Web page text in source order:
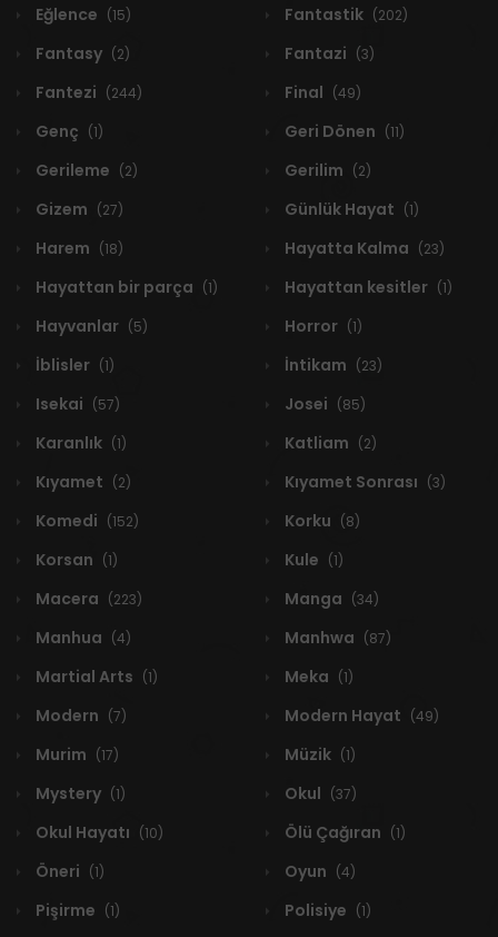
Eğlence (15) Fantastik (202)
Fantasy (2) Fantazi (3)
Fantezi (244) Final (49)
Genç (1) Geri Dönen (11)
Gerileme (2) Gerilim (2)
Gizem (27) Günlük Hayat (1)
Harem (18) Hayatta Kalma (23)
Hayattan bir parça (1) Hayattan kesitler (1)
Hayvanlar (5) Horror (1)
İblisler (1) İntikam (23)
Isekai (57) Josei (85)
Karanlık (1) Katliam (2)
Kıyamet (2) Kıyamet Sonrası (3)
Komedi (152) Korku (8)
Korsan (1) Kule (1)
Macera (223) Manga (34)
Manhua (4) Manhwa (87)
Martial Arts (1) Meka (1)
Modern (7) Modern Hayat (49)
Murim (17) Müzik (1)
Mystery (1) Okul (37)
Okul Hayatı (10) Ölü Çağıran (1)
Öneri (1) Oyun (4)
Pişirme (1) Polisiye (1)